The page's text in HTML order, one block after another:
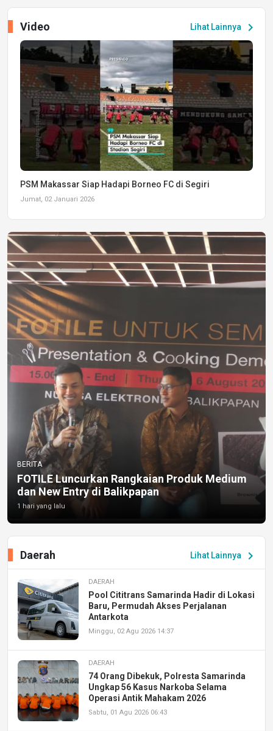
Lihat Lainnya chevron_right
Video
PSM Makassar Siap Hadapi Borneo FC di Segiri
Jumat, 02 Januari 2026
BERITA
FOTILE Luncurkan Rangkaian Produk Medium
dan New Entry di Balikpapan
1 hari yang lalu
Lihat Lainnya chevron_right
Daerah
DAERAH
Pool Cititrans Samarinda Hadir di Lokasi
Baru, Permudah Akses Perjalanan
Antarkota
Minggu, 02 Agu 2026 14:37
DAERAH
74 Orang Dibekuk, Polresta Samarinda
Ungkap 56 Kasus Narkoba Selama
Operasi Antik Mahakam 2026
Sabtu, 01 Agu 2026 06:43